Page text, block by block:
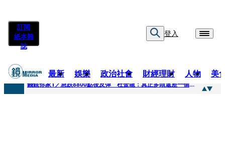
訂閱
紙本雜
誌
登入
最新 娛樂 政治社會 財經理財 人物 美
快訊
錢鏡你家1／急跌8800點後反彈 杜金龍：真正多頭還差一個訊號